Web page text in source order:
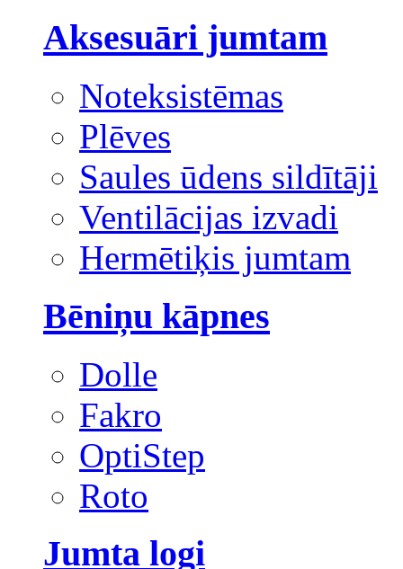
Aksesuāri jumtam
Noteksistēmas
Plēves
Saules ūdens sildītāji
Ventilācijas izvadi
Hermētiķis jumtam
Bēniņu kāpnes
Dolle
Fakro
OptiStep
Roto
Jumta logi